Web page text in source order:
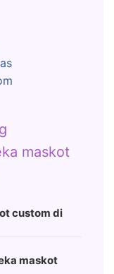
maskot
custom di
maskot